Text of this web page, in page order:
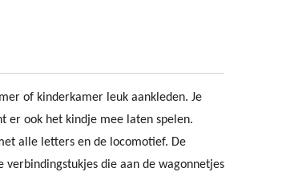
of kinderkamer leuk aankleden. Je
er ook het kindje mee laten spelen.
alle letters en de locomotief. De
die aan de wagonnetjes